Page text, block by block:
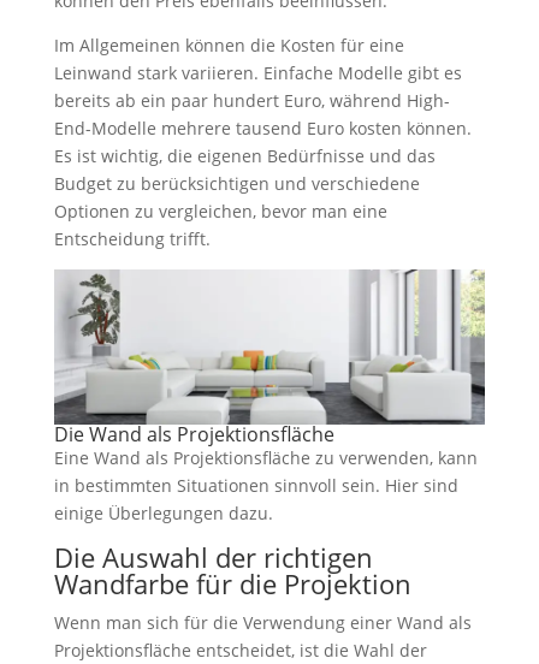
Im Allgemeinen können die Kosten für eine
Leinwand stark variieren. Einfache Modelle gibt es
bereits ab ein paar hundert Euro, während High-
End-Modelle mehrere tausend Euro kosten können.
Es ist wichtig, die eigenen Bedürfnisse und das
Budget zu berücksichtigen und verschiedene
Optionen zu vergleichen, bevor man eine
Entscheidung trifft.
Die Wand als Projektionsfläche
Eine Wand als Projektionsfläche zu verwenden, kann
in bestimmten Situationen sinnvoll sein. Hier sind
einige Überlegungen dazu.
Die Auswahl der richtigen
Wandfarbe für die Projektion
Wenn man sich für die Verwendung einer Wand als
Projektionsfläche entscheidet, ist die Wahl der